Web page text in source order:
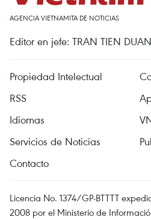
AGENCIA VIETNAMITA DE NOTICIAS
Editor en jefe: TRAN TIEN DUAN
Propiedad Intelectual
RSS
Idiomas
Servicios de Noticias
Contacto
Licencia No. 1374/GP-BTTTT
2008 por el Ministerio de